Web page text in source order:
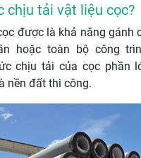
chịu tải vật liệu cọc?
được là khả năng gánh
hoặc toàn bộ công
chịu tải của cọc phần
nền đất thi công.